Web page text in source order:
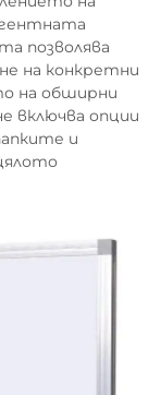
позволява
на конкретни
на обширни
включва опции
и